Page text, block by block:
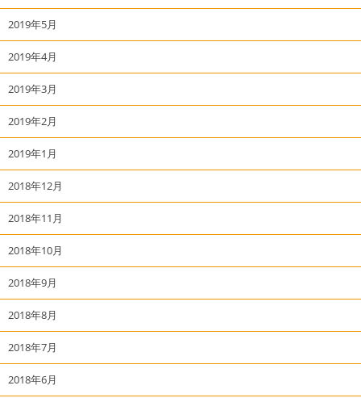
2019年5月
2019年4月
2019年3月
2019年2月
2019年1月
2018年12月
2018年11月
2018年10月
2018年9月
2018年8月
2018年7月
2018年6月